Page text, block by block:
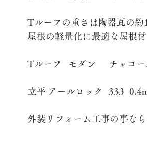
棟積み替え工事 太陽光パネル脱着
Tルーフの重さは陶器瓦の約
屋根の軽量化に最適な屋根材
Tルーフ	モダン	チャ
外装リフォーム工事の事なら